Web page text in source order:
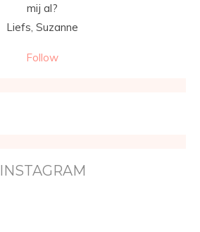
mij al?
Liefs, Suzanne
Follow
INSTAGRAM